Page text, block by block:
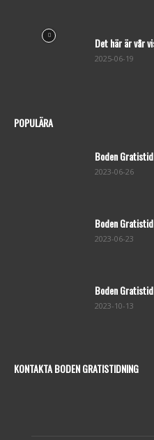
Det här är vår
2025-06-19
POPULÄRA
Boden
2023-06-26
Boden
2023-06-23
Boden
2023-10-13
KONTAKTA BODEN GRATISTIDNING